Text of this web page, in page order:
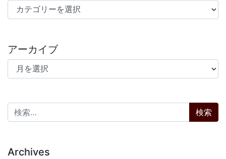
カテゴリー
アーカイブ
アーカイブ
検索:
Archives